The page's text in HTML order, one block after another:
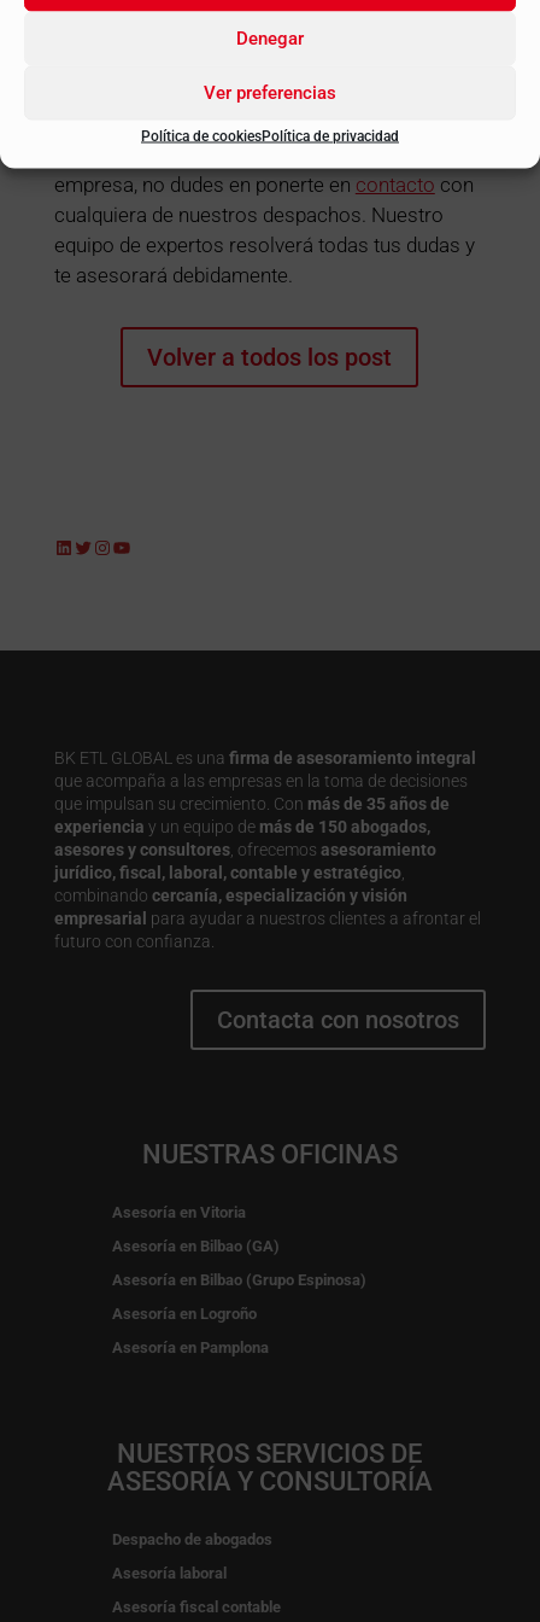
Denegar
Ver preferencias
Política de cookiesPolítica de privacidad
responsabilidad personal de los
administradores en caso de impago de deudas
empresa, no dudes en ponerte en contacto con
cualquiera de nuestros despachos. Nuestro
equipo de expertos resolverá todas tus dudas y
te asesorará debidamente.
Volver a todos los post
LinkedIn
Twitter
Instagram
YouTube
BK ETL GLOBAL es una firma de asesoramiento integral
que acompaña a las empresas en la toma de decisiones
que impulsan su crecimiento. Con más de 35 años de
experiencia y un equipo de más de 150 abogados,
asesores y consultores, ofrecemos asesoramiento
jurídico, fiscal, laboral, contable y estratégico
combinando cercanía, especialización y visión
empresarial para ayudar a nuestros clientes a afrontar el
futuro con confianza.
Contacta con nosotros
NUESTRAS OFICINAS
Asesoría en Vitoria
Asesoría en Bilbao (GA)
Asesoría en Bilbao (Grupo Espinosa)
Asesoría en Logroño
Asesoría en Pamplona
NUESTROS SERVICIOS DE
ASESORÍA Y CONSULTORÍA
Despacho de abogados
Asesoría laboral
Asesoría fiscal contable